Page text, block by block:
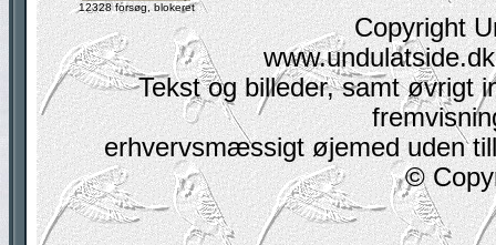
12328 forsøg, blokeret
Copyright
Tekst og billeder, samt øvrigt
erhvervsmæssigt øjemed uden
©